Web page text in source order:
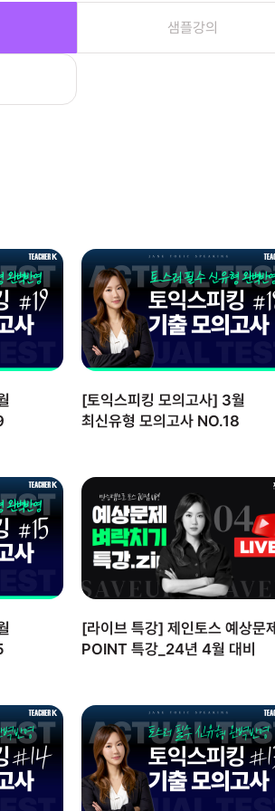
샘플강의
[토익스피킹 모의고사] 3월
최신유형 모의고사 NO.18
[라이브 특강] 제인토스 예상문제
POINT 특강_24년 4월 대비